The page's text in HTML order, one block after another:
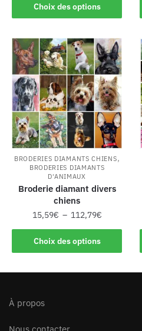
Choix des options
BRODERIES DIAMANTS CHIENS,
BRODERIES DIAMANTS
D'ANIMAUX
Broderie diamant divers
chiens
15,59€ – 112,79€
Choix des options
À propos